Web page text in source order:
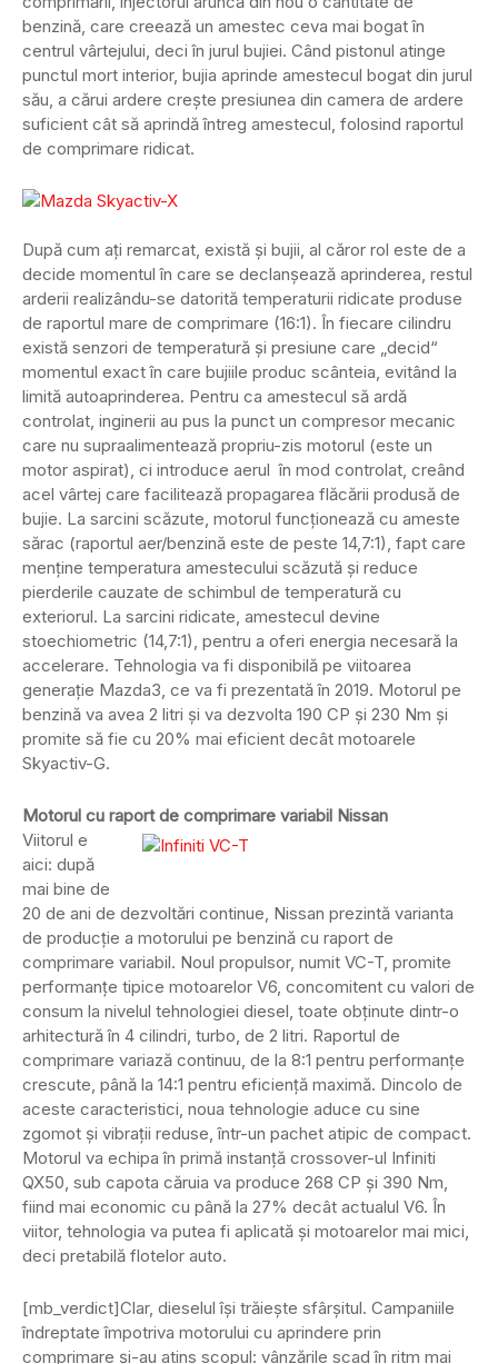
benzină, care creează un amestec ceva mai bogat în
centrul vârtejului, deci în jurul bujiei. Când pistonul atinge
punctul mort interior, bujia aprinde amestecul bogat din jurul
său, a cărui ardere crește presiunea din camera de ardere
suficient cât să aprindă întreg amestecul, folosind raportul
de comprimare ridicat.
După cum ați remarcat, există și bujii, al căror rol este de a
decide momentul în care se declanșează aprinderea, restul
arderii realizându-se datorită temperaturii ridicate produse
de raportul mare de comprimare (16:1). În fiecare cilindru
există senzori de temperatură și presiune care „decid“
momentul exact în care bujiile produc scânteia, evitând la
limită autoaprinderea. Pentru ca amestecul să ardă
controlat, inginerii au pus la punct un compresor mecanic
care nu supraalimentează propriu-zis motorul (este un
motor aspirat), ci introduce aerul în mod controlat, creând
acel vârtej care facilitează propagarea flăcării produsă de
bujie. La sarcini scăzute, motorul funcționează cu ameste
sărac (raportul aer/benzină este de peste 14,7:1), fapt care
menține temperatura amestecului scăzută și reduce
pierderile cauzate de schimbul de temperatură cu
exteriorul. La sarcini ridicate, amestecul devine
stoechiometric (14,7:1), pentru a oferi energia necesară la
accelerare. Tehnologia va fi disponibilă pe viitoarea
generație Mazda3, ce va fi prezentată în 2019. Motorul pe
benzină va avea 2 litri și va dezvolta 190 CP și 230 Nm și
promite să fie cu 20% mai eficient decât motoarele
Skyactiv-G.
Motorul cu raport de comprimare variabil Nissan
Viitorul e
aici: după
mai bine de
20 de ani de dezvoltări continue, Nissan prezintă varianta
de producție a motorului pe benzină cu raport de
comprimare variabil. Noul propulsor, numit VC-T, promite
performanțe tipice motoarelor V6, concomitent cu valori de
consum la nivelul tehnologiei diesel, toate obținute dintr-o
arhitectură în 4 cilindri, turbo, de 2 litri. Raportul de
comprimare variază continuu, de la 8:1 pentru performanțe
crescute, până la 14:1 pentru eficiență maximă. Dincolo de
aceste caracteristici, noua tehnologie aduce cu sine
zgomot și vibrații reduse, într-un pachet atipic de compact.
Motorul va echipa în primă instanță crossover-ul Infiniti
QX50, sub capota căruia va produce 268 CP și 390 Nm,
fiind mai economic cu până la 27% decât actualul V6. În
viitor, tehnologia va putea fi aplicată și motoarelor mai mici,
deci pretabilă flotelor auto.
[mb_verdict]Clar, dieselul își trăiește sfârșitul. Campaniile
îndreptate împotriva motorului cu aprindere prin
comprimare și-au atins scopul: vânzările scad în ritm mai